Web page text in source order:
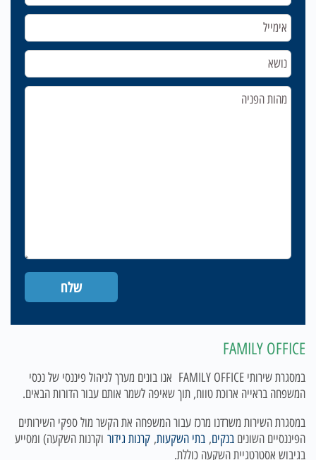
FAMILY OFFICE
במסגרת שירותי FAMILY OFFICE אנו בונים מערך לניהול פיננסי של נכסי
המשפחה בראייה ארוכת טווח, תוך שאיפה לשמר אותם עבור הדורות הבאים.
במסגרת השירות משרדנו מרכז עבור המשפחה את הקשר מול ספקי השירותים
הפיננסיים השונים בנקים, בתי השקעות, קרנות גידור וקרנות השקעה) ומסייע
בגיבוש אסטרטגיית השקעה כוללת.